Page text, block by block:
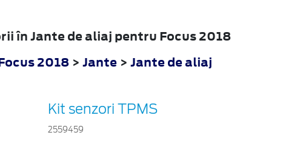
în Jante de aliaj pentru Focus 2018
2018 > Jante > Jante de aliaj
Kit senzori TPMS
2559459